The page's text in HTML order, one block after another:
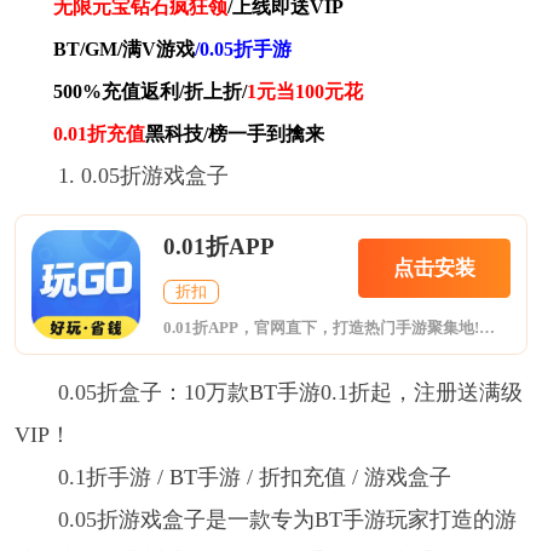
无限元宝钻石疯狂领/上线即送VIP
BT/GM/满V游戏/0.05折手游
500%充值返利/折上折/1元当100元花
0.01折充值黑科技/榜一手到擒来
1. 0.05折游戏盒子
0.01折APP
折扣
点击安装
0.01折APP，官网直下，打造热门手游聚集地!集合BT版游戏、折扣手游与H5轻游戏，一网打尽玩家所爱。海量福利礼包，限时领取，助力您游戏更畅快。无论是寻找刺激挑战还是休闲时光，这里都是您的理想之选。
0.05折盒子：10万款BT手游0.1折起，注册送满级
VIP！
0.1折手游 / BT手游 / 折扣充值 / 游戏盒子
0.05折游戏盒子是一款专为BT手游玩家打造的游